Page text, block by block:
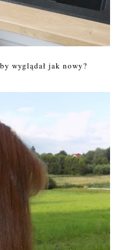
wyglądał jak nowy?